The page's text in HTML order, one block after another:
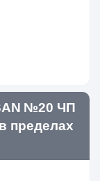
№20 ЧП
пределах